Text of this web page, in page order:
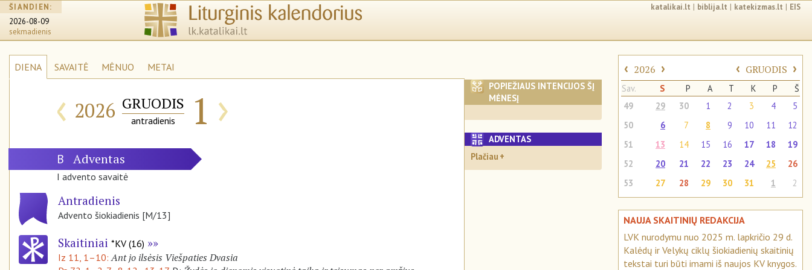
ŠIANDIEN:
2026-08-09
sekmadienis
katalikai.lt | biblija.lt | katekizmas.lt | EIS
DIENA SAVAITĖ MĖNUO METAI
‹ 2026 GRUODIS
antradienis 1 ›
B Adventas
I advento savaitė
Antradienis
Advento šiokiadienis [M/13]
Skaitiniai *KV (16)
Iz 11, 1–10: Ant jo ilsėsis Viešpaties Dvasia
POPIEŽIAUS INTENCIJOS ŠĮ
MĖNESĮ
ADVENTAS
Plačiau
‹ 2026 › ‹ GRUODIS ›
Sav. S P A T K P
Š
49
29 30 1 2 3 4
5
50
6 7 8 9 10 11
12
51
13 14 15 16 17 18
19
52
20 21 22 23 24 25
26
53
27 28 29 30 31 1 2
NAUJA SKAITINIŲ REDAKCIJA
LVK nurodymu nuo 2025 m. lapkričio 29 d.
Kalėdų ir Velykų ciklų šiokiadienių skaitinių
tekstai turi būti imami iš naujos KV knygos.